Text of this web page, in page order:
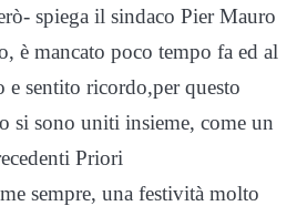
spiega il sindaco Pier Mauro
è mancato poco tempo fa ed al
e sentito ricordo,per questo
si sono uniti insieme, come un
Priori
sempre, una festività molto